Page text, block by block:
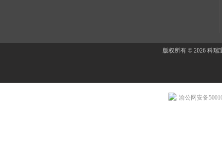
版权所有 © 2026 科
渝公网安备